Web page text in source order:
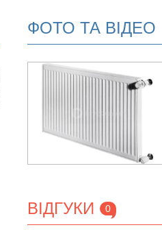
ФОТО ТА ВІДЕО
ВІДГУКИ 0